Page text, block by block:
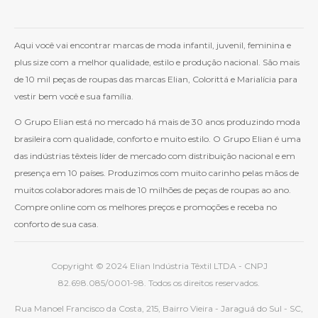
Aqui você vai encontrar marcas de moda infantil, juvenil, feminina e
plus size com a melhor qualidade, estilo e produção nacional. São mais
de 10 mil peças de roupas das marcas Elian, Colorittá e Marialícia para
vestir bem você e sua família.
O Grupo Elian está no mercado há mais de 30 anos produzindo moda
brasileira com qualidade, conforto e muito estilo. O Grupo Elian é uma
das indústrias têxteis líder de mercado com distribuição nacional e em
presença em 10 países. Produzimos com muito carinho pelas mãos de
muitos colaboradores mais de 10 milhões de peças de roupas ao ano.
Compre online com os melhores preços e promoções e receba no
conforto de sua casa.
Copyright © 2024 Elian Indústria Têxtil LTDA - CNPJ
82.698.085/0001-98. Todos os direitos reservados.
Rua Manoel Francisco da Costa, 215, Bairro Vieira - Jaraguá do Sul - SC,